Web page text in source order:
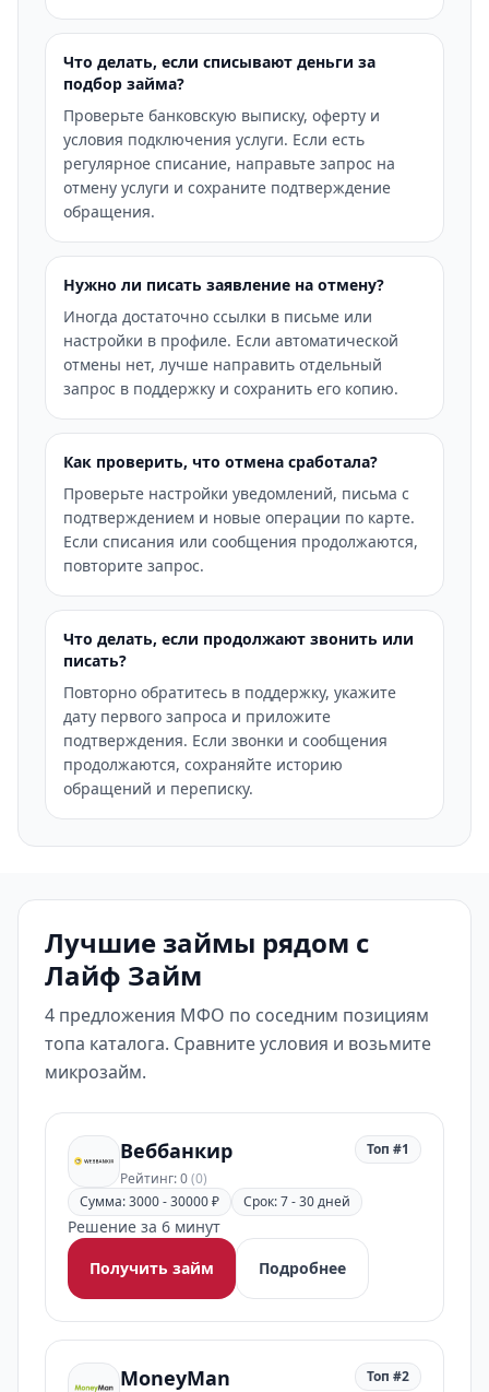
Что делать, если списывают деньги за
подбор займа?
Проверьте банковскую выписку, оферту и
условия подключения услуги. Если есть
регулярное списание, направьте запрос на
отмену услуги и сохраните подтверждение
обращения.
Нужно ли писать заявление на отмену?
Иногда достаточно ссылки в письме или
настройки в профиле. Если автоматической
отмены нет, лучше направить отдельный
запрос в поддержку и сохранить его копию.
Как проверить, что отмена сработала?
Проверьте настройки уведомлений, письма с
подтверждением и новые операции по карте.
Если списания или сообщения продолжаются,
повторите запрос.
Что делать, если продолжают звонить или
писать?
Повторно обратитесь в поддержку, укажите
дату первого запроса и приложите
подтверждения. Если звонки и сообщения
продолжаются, сохраняйте историю
обращений и переписку.
Лучшие займы рядом с
Лайф Займ
4 предложения МФО по соседним позициям
топа каталога. Сравните условия и возьмите
микрозайм.
Веббанкир
Рейтинг: 0(0)
Топ #1
Сумма: 3000 - 30000 ₽ Срок: 7 - 30 дней
Решение за 6 минут
Получить займ
Подробнее
MoneyMan Топ #2